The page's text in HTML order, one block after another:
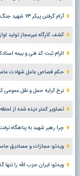
آرام گرفتن پیکر ۷۳ شهید جنگ تحمیلی در جوار امامزادگان استان البرز
کشف کارگاه غیرمجاز تولید
الزام ثبت کد فنی و بیمه
حکم قصاص عامل شهادت مامور
نرخ کرایه حمل و نقل عمومی
تصاویر کمتر دیده شده از لحظه
چرا رهبر شهید به پناهگاه
ویدئو؛ مجازات و مصادیق
ویدئو؛ ایران حزب الله را